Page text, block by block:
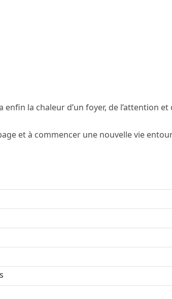
la chaleur d’un foyer, de l’attention et
et à commencer une nouvelle vie